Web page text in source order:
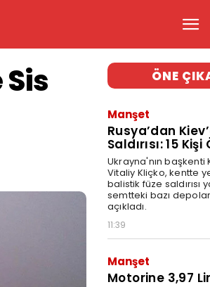
ÖNE
Manşet
Rusya’dan
Saldırısı: 15 Kişi
Ukrayna'nın başkenti
Vitaliy Kliçko, kentte
balistik füze saldırısı
semtteki bazı
açıkladı.
11:39
Manşet
Motorine 3,97